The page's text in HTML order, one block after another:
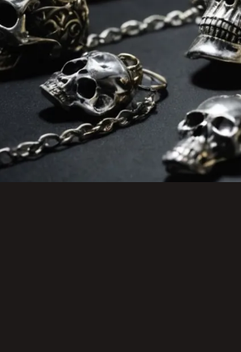
Bijoux
audacieux